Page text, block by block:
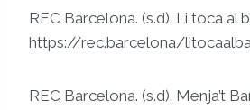
REC Barcelona. (s.d). Li toca al
https://rec.barcelona/
REC Barcelona. (s.d). Menja’t